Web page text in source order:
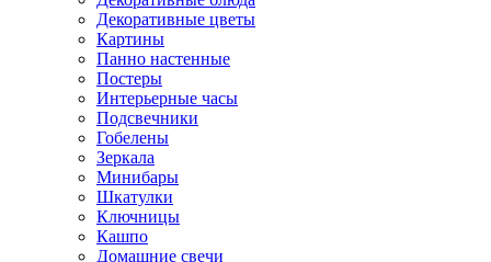
Декоративные цветы
Картины
Панно настенные
Постеры
Интерьерные часы
Подсвечники
Гобелены
Зеркала
Минибары
Шкатулки
Ключницы
Кашпо
Домашние свечи